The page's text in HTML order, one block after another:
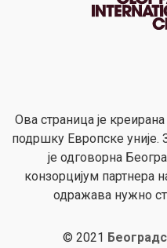
Ова страница је
подршку Европске
је одговорна
конзорцијум партнера
одражава нужно
© 2021